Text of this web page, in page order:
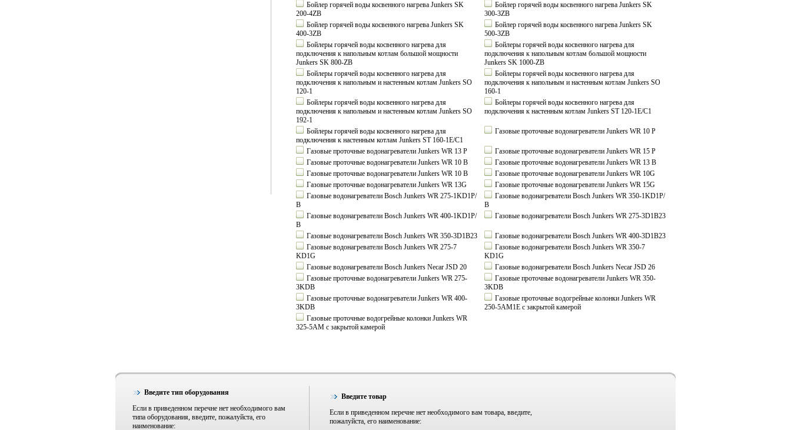
Бойлер горячей воды косвенного нагрева Junkers SK
200-4ZB
Бойлер горячей воды косвенного нагрева Junkers SK
300-3ZB
Бойлер горячей воды косвенного нагрева Junkers SK
400-3ZB
Бойлер горячей воды косвенного нагрева Junkers SK
500-3ZB
Бойлеры горячей воды косвенного нагрева для
подключения к напольным котлам большой мощности
Junkers SK 800-ZB
Бойлеры горячей воды косвенного нагрева для
подключения к напольным котлам большой мощности
Junkers SK 1000-ZB
Бойлеры горячей воды косвенного нагрева для
подключения к напольным и настенным котлам Junkers SO
120-1
Бойлеры горячей воды косвенного нагрева для
подключения к напольным и настенным котлам Junkers SO
160-1
Бойлеры горячей воды косвенного нагрева для
подключения к напольным и настенным котлам Junkers SO
192-1
Бойлеры горячей воды косвенного нагрева для
подключения к настенным котлам Junkers ST 120-1E/C1
Бойлеры горячей воды косвенного нагрева для
подключения к настенным котлам Junkers ST 160-1E/C1
Газовые проточные водонагреватели Junkers WR 10 P
Газовые проточные водонагреватели Junkers WR 13 P
Газовые проточные водонагреватели Junkers WR 15 P
Газовые проточные водонагреватели Junkers WR 10 B
Газовые проточные водонагреватели Junkers WR 13 B
Газовые проточные водонагреватели Junkers WR 10 B
Газовые проточные водонагреватели Junkers WR 10G
Газовые проточные водонагреватели Junkers WR 13G
Газовые проточные водонагреватели Junkers WR 15G
Газовые водонагреватели Bosch Junkers WR 275-1KD1P/
В
Газовые водонагреватели Bosch Junkers WR 350-1KD1P/
В
Газовые водонагреватели Bosch Junkers WR 400-1KD1P/
В
Газовые водонагреватели Bosch Junkers WR 275-3D1B23
Газовые водонагреватели Bosch Junkers WR 350-3D1B23
Газовые водонагреватели Bosch Junkers WR 400-3D1B23
Газовые водонагреватели Bosch Junkers WR 275-7
KD1G
Газовые водонагреватели Bosch Junkers WR 350-7
KD1G
Газовые водонагреватели Bosch Junkers Necar JSD 20
Газовые водонагреватели Bosch Junkers Necar JSD 26
Газовые проточные водонагреватели Junkers WR 275-
3KDB
Газовые проточные водонагреватели Junkers WR 350-
3KDB
Газовые проточные водонагреватели Junkers WR 400-
3KDB
Газовые проточные водогрейные колонки Junkers WR
250-5AM1E с закрытой камерой
Газовые проточные водогрейные колонки Junkers WR
325-5AM с закрытой камерой
Введите тип оборудования
Если в приведенном перечне нет необходимого вам
типа оборудования, введите, пожалуйста, его
наименование:
Введите товар
Если в приведенном перечне нет необходимого вам товара, введите,
пожалуйста, его наименование: